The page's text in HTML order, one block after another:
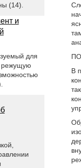
В
(14).
и
для
режущую